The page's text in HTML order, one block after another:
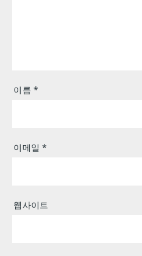
이름 *
이메일*
웹사이트